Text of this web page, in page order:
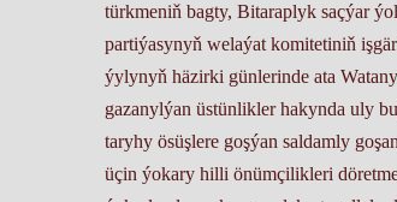
türkmeniň bagty, Bitaraplyk saçýar
partiýasynyň welaýat komitetiniň
ýylynyň häzirki günlerinde ata
gazanylýan üstünlikler hakynda uly
taryhy ösüşlere goşýan saldamly
üçin ýokary hilli önümçilikleri